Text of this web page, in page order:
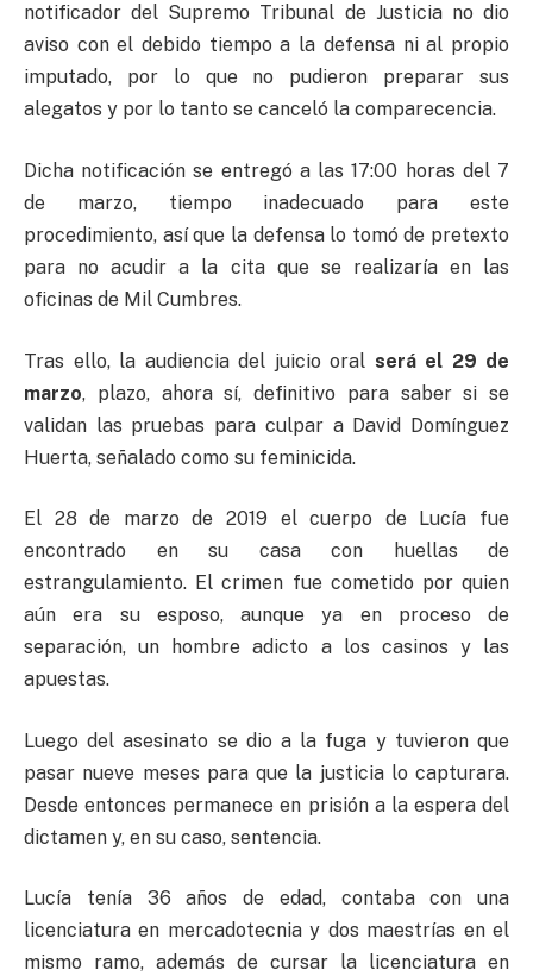
notificador del Supremo Tribunal de Justicia no dio
aviso con el debido tiempo a la defensa ni al propio
imputado, por lo que no pudieron preparar sus
alegatos y por lo tanto se canceló la comparecencia.
Dicha notificación se entregó a las 17:00 horas del 7
de marzo, tiempo inadecuado para este
procedimiento, así que la defensa lo tomó de pretexto
para no acudir a la cita que se realizaría en las
oficinas de Mil Cumbres.
Tras ello, la audiencia del juicio oral será el 29 de
marzo, plazo, ahora sí, definitivo para saber si se
validan las pruebas para culpar a David Domínguez
Huerta, señalado como su feminicida.
El 28 de marzo de 2019 el cuerpo de Lucía fue
encontrado en su casa con huellas de
estrangulamiento. El crimen fue cometido por quien
aún era su esposo, aunque ya en proceso de
separación, un hombre adicto a los casinos y las
apuestas.
Luego del asesinato se dio a la fuga y tuvieron que
pasar nueve meses para que la justicia lo capturara.
Desde entonces permanece en prisión a la espera del
dictamen y, en su caso, sentencia.
Lucía tenía 36 años de edad, contaba con una
licenciatura en mercadotecnia y dos maestrías en el
mismo ramo, además de cursar la licenciatura en